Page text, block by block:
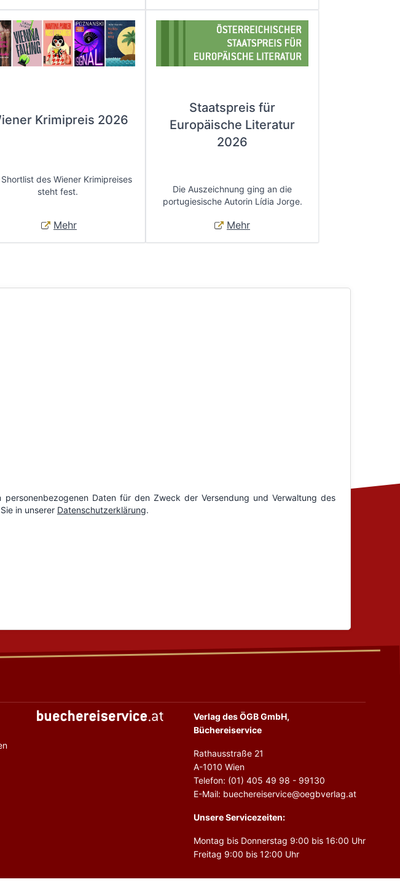
Krimipreis 2026
Shortlist des Wiener Krimipreises
steht fest.
Mehr
Staatspreis für
Europäische Literatur
2026
Die Auszeichnung ging an die
portugiesische Autorin Lídia Jorge.
Mehr
Verlag des ÖGB GmbH,
Büchereiservice
Rathausstraße 21
A-1010 Wien
Telefon: (01) 405 49 98 - 99130
E-Mail: buechereiservice@oegbverlag.at
Unsere Servicezeiten:
Montag bis Donnerstag 9:00 bis 16:00 Uhr
Freitag 9:00 bis 12:00 Uhr